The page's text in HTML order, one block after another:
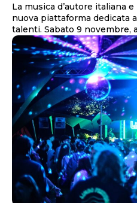
La musica d’autore italiana
nuova piattaforma dedicata
talenti. Sabato 9 novembre,